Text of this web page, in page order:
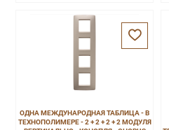
ОДНА МЕЖДУНАРОДНАЯ ТАБЛИЦА - В
ТЕХНОПОЛИМЕРЕ - 2 + 2 + 2 + 2 МОДУЛЯ